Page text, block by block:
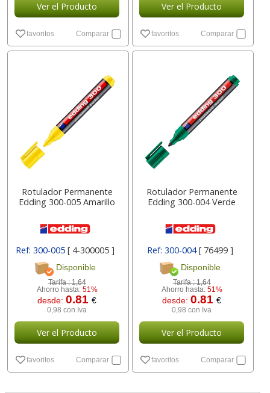
Ver el Producto
favoritos Comparar
Ver el Producto
favoritos Comparar
Rotulador Permanente
Edding 300-005 Amarillo
Ref: 300-005[ 4-300005 ]
Disponible
Tarifa :1,64
Ahorro hasta: 51%
desde:0.81€
0,98 con Iva
Ver el Producto
favoritos Comparar
Rotulador Permanente
Edding 300-004 Verde
Ref: 300-004[ 76499 ]
Disponible
Tarifa :1,64
Ahorro hasta: 51%
desde:0.81€
0,98 con Iva
Ver el Producto
favoritos Comparar